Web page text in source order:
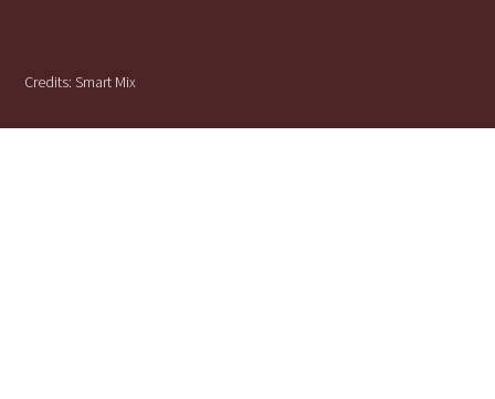
Credits:Smart Mix